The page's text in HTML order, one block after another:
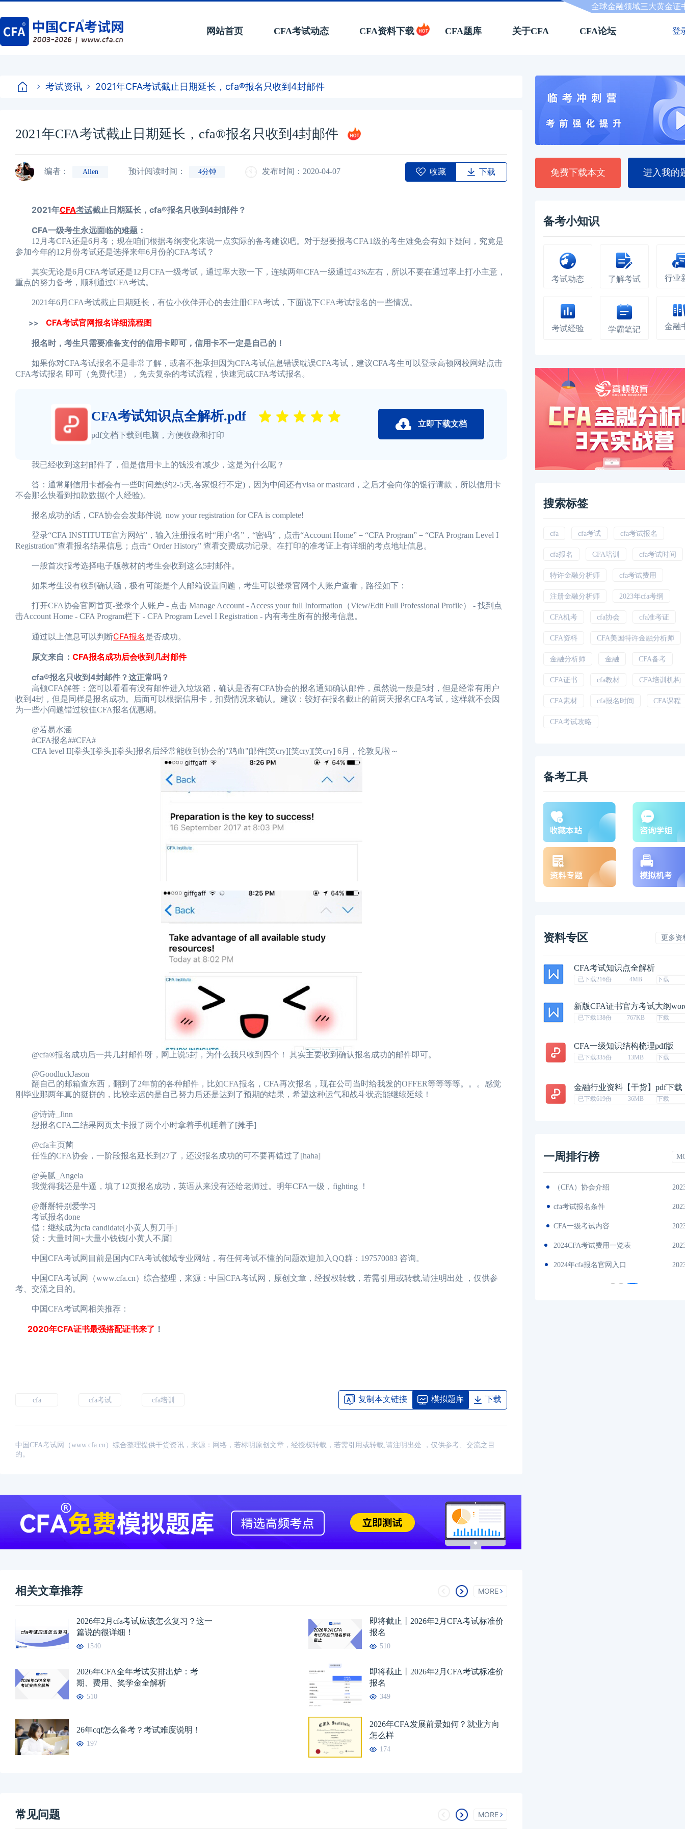
全球金融领域三大黄金证
网站首页 CFA考试动态 CFA资料下载 CFA题库 关于CFA CFA论坛 登
考试资讯 2021年CFA考试截止日期延长，cfa®报名只收到4封邮件
2021年CFA考试截止日期延长，cfa®报名只收到4封邮件
编者： Allen 预计阅读时间： 4分钟 发布时间：2020-04-07 收藏 下载
2021年CFA考试截止日期延长，cfa®报名只收到4封邮件？
CFA一级考生永远面临的难题：
12月考CFA还是6月考；现在咱们根据考纲变化来说一点实际的备考建议吧。对于想要报考CFA1级的考生难免会有如下疑问，究竟是
参加今年的12月份考试还是选择来年6月份的CFA考试？
其实无论是6月CFA考试还是12月CFA一级考试，通过率大致一下，连续两年CFA一级通过43%左右，所以不要在通过率上打小主意，
重点的努力备考，顺利通过CFA考试。
2021年6月CFA考试截止日期延长，有位小伙伴开心的去注册CFA考试，下面说下CFA考试报名的一些情况。
>>
CFA考试官网报名详细流程图
报名时，考生只需要准备支付的信用卡即可，信用卡不一定是自己的！
如果你对CFA考试报名不是非常了解，或者不想承担因为CFA考试信息错误耽误CFA考试，建议CFA考生可以登录高顿网校网站点击
CFA考试报名 即可（免费代理），免去复杂的考试流程，快速完成CFA考试报名。
CFA考试知识点全解析.pdf
pdf文档下载到电脑，方便收藏和打印
立即下载文档
我已经收到这封邮件了，但是信用卡上的钱没有减少，这是为什么呢？
答：通常刷信用卡都会有一些时间差(约2-5天,各家银行不定)，因为中间还有visa or mastcard，之后才会向你的银行请款，所以信用卡
不会那么快看到扣款数据(个人经验)。
报名成功的话，CFA协会会发邮件说 now your registration for CFA is complete!
登录“CFA INSTITUTE官方网站”，输入注册报名时“用户名”，“密码”，点击“Account Home”－“CFA Program”－“CFA Program Level I
Registration”查看报名结果信息；点击“ Order History” 查看交费成功记录。在打印的准考证上有详细的考点地址信息。
一般首次报考选择电子版教材的考生会收到这么5封邮件。
如果考生没有收到确认涵，极有可能是个人邮箱设置问题，考生可以登录官网个人账户查看，路径如下：
打开CFA协会官网首页-登录个人账户 - 点击 Manage Account - Access your full Information（View/Edit Full Professional Profile） - 找到点
击Account Home - CFA Program栏下 - CFA Program Level I Registration - 内有考生所有的报考信息。
通过以上信息可以判断CFA报名是否成功。
原文来自： CFA报名成功后会收到几封邮件
cfa®报名只收到4封邮件？这正常吗？
高顿CFA解答：您可以看看有没有邮件进入垃圾箱，确认是否有CFA协会的报名通知确认邮件，虽然说一般是5封，但是经常有用户
收到4封，但是同样是报名成功。后面可以根据信用卡，扣费情况来确认。建议：较好在报名截止的前两天报名CFA考试，这样就不会因
为一些小问题错过较佳CFA报名优惠期。
@若易水涵
#CFA报名##CFA#
CFA level II[拳头][拳头][拳头]报名后经常能收到协会的"鸡血"邮件[笑cry][笑cry][笑cry] 6月，伦敦见啦～
@cfa®报名成功后一共几封邮件呀，网上说5封，为什么我只收到四个！ 其实主要收到确认报名成功的邮件即可。
@GoodluckJason
翻自己的邮箱查东西，翻到了2年前的各种邮件，比如CFA报名，CFA再次报名，现在公司当时给我发的OFFER等等等等。。。感觉
刚毕业那两年真的挺拼的，比较幸运的是自己努力后还是达到了预期的结果，希望这种运气和战斗状态能继续延续！
@诗诗_Jinn
想报名CFA二结果网页太卡报了两个小时拿着手机睡着了[摊手]
@cfa主页菌
任性的CFA协会，一阶段报名延长到27了，还没报名成功的可不要再错过了[haha]
@美腻_Angela
我觉得我还是牛逼，填了12页报名成功，英语从来没有还给老师过。明年CFA一级，fighting ！
@掰掰特别爱学习
考试报名done
借：继续成为cfa candidate[小黄人剪刀手]
贷：大量时间+大量小钱钱[小黄人不屑]
中国CFA考试网目前是国内CFA考试领域专业网站，有任何考试不懂的问题欢迎加入QQ群：197570083 咨询。
中国CFA考试网（www.cfa.cn）综合整理，来源：中国CFA考试网，原创文章，经授权转载，若需引用或转载,请注明出处 ，仅供参
考、交流之目的。
中国CFA考试网相关推荐：
2020年CFA证书最强搭配证书来了 ！
cfa cfa考试 cfa培训 复制本文链接 模拟题库 下载
中国CFA考试网（www.cfa.cn）综合整理提供干货资讯，来源：网络，若标明原创文章，经授权转载，若需引用或转载,请注明出处 ，仅供参考、交流之目
的。
相关文章推荐 MORE
2026年2月cfa考试应该怎么复习？这一
篇说的很详细！
1540
即将截止丨2026年2月CFA考试标准价
报名
510
2026年CFA全年考试安排出炉：考
期、费用、奖学金全解析
510
即将截止丨2026年2月CFA考试标准价
报名
349
26年cqf怎么备考？考试难度说明！
197
2026年CFA发展前景如何？就业方向
怎么样
174
常见问题 MORE
免费下载本文 进入我的
备考小知识
考试动态 了解考试 行业
考试经验 学霸笔记 金融
搜索标签
cfa cfa考试 cfa考试报名
cfa报名 CFA培训 cfa考试时间
特许金融分析师 cfa考试费用
注册金融分析师 2023年cfa考纲
CFA机考 cfa协会 cfa准考证
CFA资料 CFA美国特许金融分析师
金融分析师 金融 CFA备考
CFA证书 cfa教材 CFA培训机构
CFA素材 cfa报名时间 CFA课程
CFA考试攻略
备考工具
资料专区 更多资
CFA考试知识点全解析
已下载216份 4MB 下载
新版CFA证书官方考试大纲
已下载138份 767KB 下载
CFA一级知识结构梳理pdf版
已下载335份 13MB 下载
金融行业资料【干货】pdf下载
已下载619份 36MB 下载
一周排行榜
2024年CFA报名时间汇总 2023-11-17
2024年全年CFA考试时间汇总
（CFA）协会介绍
cfa考试报名条件
CFA一级考试内容
2024CFA考试费用一览表
2024年cfa报名官网入口